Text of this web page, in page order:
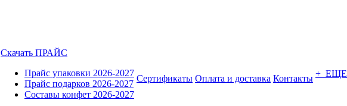
Скачать ПРАЙС
Прайс упаковки 2026-2027
Прайс подарков 2026-2027
Составы конфет 2026-2027
Сертификаты Оплата и доставка Контакты + ЕЩЕ